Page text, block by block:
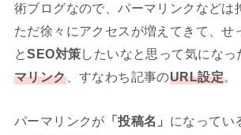
術ブログなので、パーマリンクなどは
ただ徐々にアクセスが増えてきて、せ
とSEO対策したいなと思って気になっ
マリンク、すなわち記事のURL設定。
パーマリンクが 「投稿名」 になってい